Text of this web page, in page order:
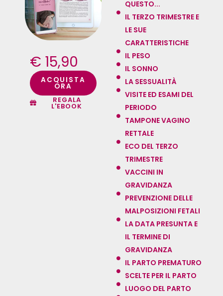
QUESTO...
IL TERZO TRIMESTRE E
LE SUE
CARATTERISTICHE
IL PESO
IL SONNO
LA SESSUALITÀ
VISITE ED ESAMI DEL
PERIODO
TAMPONE VAGINO
RETTALE
ECO DEL TERZO
TRIMESTRE
VACCINI IN
GRAVIDANZA
PREVENZIONE DELLE
MALPOSIZIONI FETALI
LA DATA PRESUNTA E
IL TERMINE DI
GRAVIDANZA
IL PARTO PREMATURO
SCELTE PER IL PARTO
LUOGO DEL PARTO
€ 15,90
ACQUISTA
ORA
REGALA
L'EBOOK